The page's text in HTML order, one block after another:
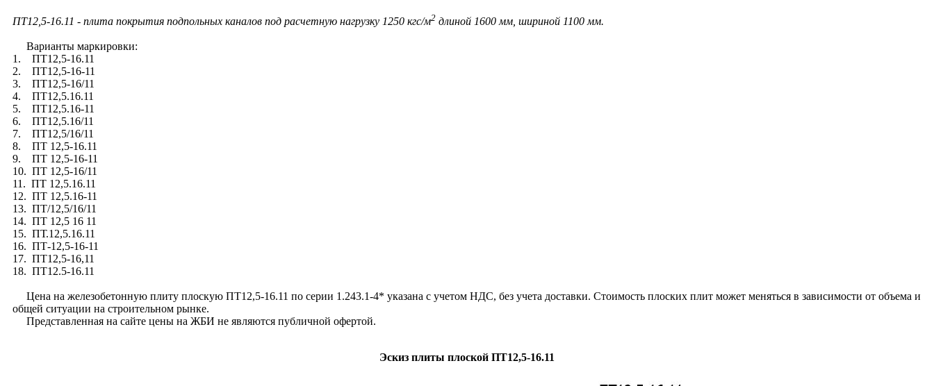
ПТ12,5-16.11 - плита покрытия подпольных каналов под расчетную нагрузку 1250 кгс/м2 длиной 1600 мм, шириной 1100 мм.
Варианты маркировки:
1. ПТ12,5-16.11
2. ПТ12,5-16-11
3. ПТ12,5-16/11
4. ПТ12,5.16.11
5. ПТ12,5.16-11
6. ПТ12,5.16/11
7. ПТ12,5/16/11
8. ПТ 12,5-16.11
9. ПТ 12,5-16-11
10. ПТ 12,5-16/11
11. ПТ 12,5.16.11
12. ПТ 12,5.16-11
13. ПТ/12,5/16/11
14. ПТ 12,5 16 11
15. ПТ.12,5.16.11
16. ПТ-12,5-16-11
17. ПТ12,5-16,11
18. ПТ12.5-16.11
Цена на железобетонную плиту плоскую ПТ12,5-16.11 по серии 1.243.1-4* указана с учетом НДС, без учета доставки. Стоимость плоских плит может меняться в зависимости от объема и
общей ситуации на строительном рынке.
Представленная на сайте цены на ЖБИ не являются публичной офертой.
Эскиз плиты плоской ПТ12,5-16.11